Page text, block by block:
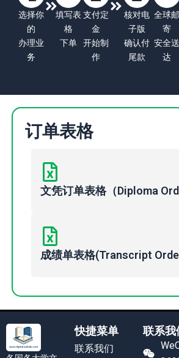
选择你
的
办理业
务
填写表
格
下单
支付定
金
开始制
作
核对电
子版
确认付
尾款
全球邮
寄
安全送
达
订单表格
文凭订单表格（Diploma
成绩单表格(Transcript
快捷菜单
联系我们
联系我